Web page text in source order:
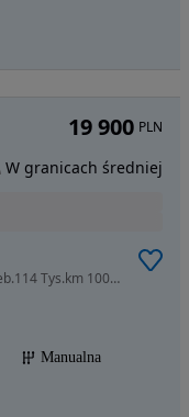
999 cm3 • 68 KM • 2016 Rok Lift Benzyna Przeb.114 Tys.km 100% Bezwypadek Igiełka
Manualna
19 900 PLN
W granicach średniej